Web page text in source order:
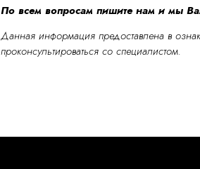
По всем вопросам пишите нам и мы
Данная информация предоставлена в
проконсультироваться со специалистом.